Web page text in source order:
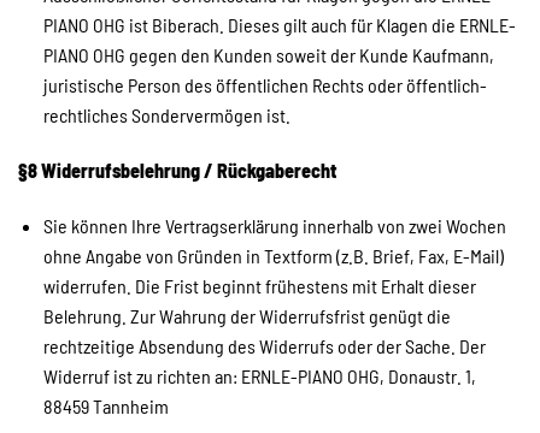
PIANO OHG ist Biberach. Dieses gilt auch für Klagen die ERNLE-
PIANO OHG gegen den Kunden soweit der Kunde Kaufmann,
juristische Person des öffentlichen Rechts oder öffentlich-
rechtliches Sondervermögen ist.
§8 Widerrufsbelehrung / Rückgaberecht
Sie können Ihre Vertragserklärung innerhalb von zwei Wochen
ohne Angabe von Gründen in Textform (z.B. Brief, Fax, E-Mail)
widerrufen. Die Frist beginnt frühestens mit Erhalt dieser
Belehrung. Zur Wahrung der Widerrufsfrist genügt die
rechtzeitige Absendung des Widerrufs oder der Sache. Der
Widerruf ist zu richten an: ERNLE-PIANO OHG, Donaustr. 1,
88459 Tannheim